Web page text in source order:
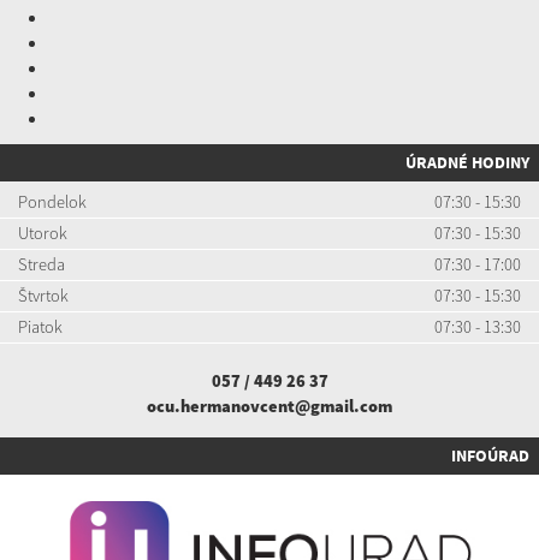
ÚRADNÉ HODINY
Pondelok
07:30 - 15:30
Utorok
07:30 - 15:30
Streda
07:30 - 17:00
Štvrtok
07:30 - 15:30
Piatok
07:30 - 13:30
057 / 449 26 37
ocu.hermanovcent@gmail.com
INFOÚRAD